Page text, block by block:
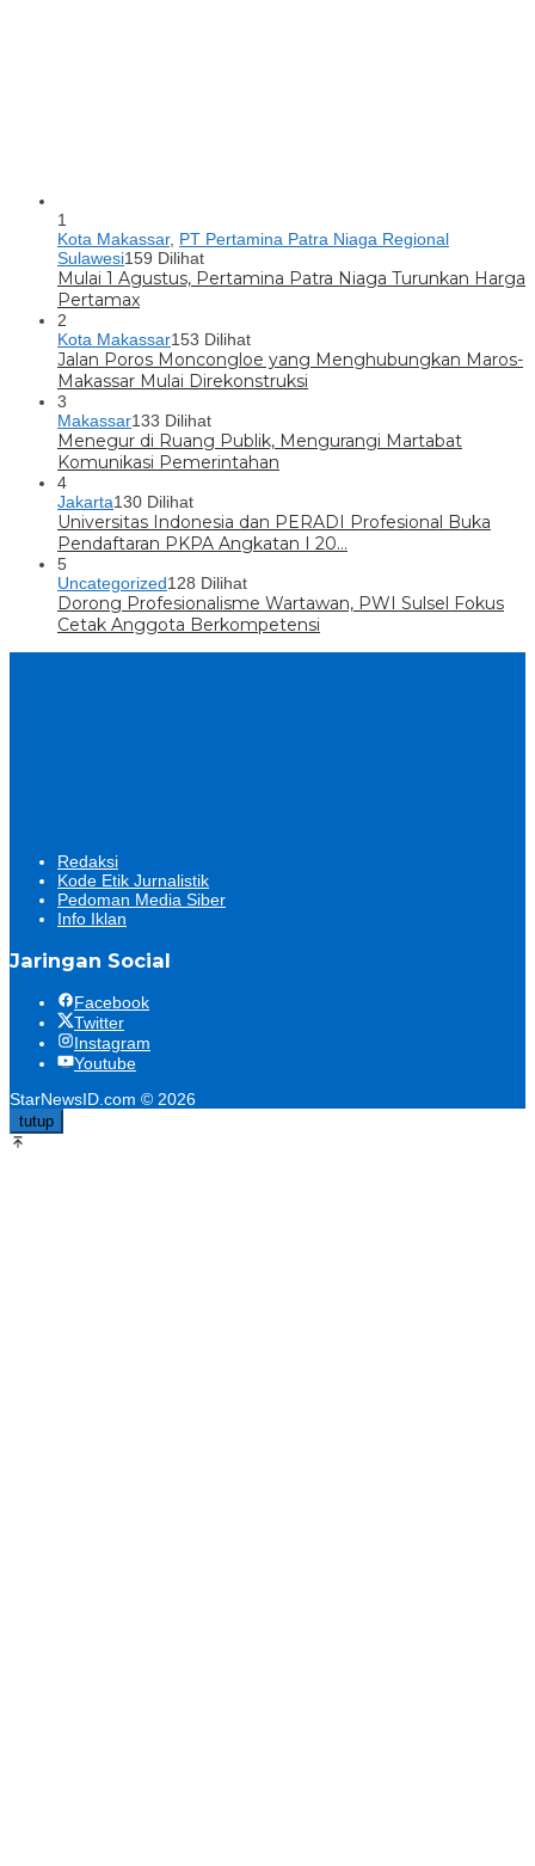
1
Kota Makassar, PT Pertamina Patra Niaga Regional
Sulawesi159 Dilihat
Mulai 1 Agustus, Pertamina Patra Niaga Turunkan Harga
Pertamax
2
Kota Makassar153 Dilihat
Jalan Poros Moncongloe yang Menghubungkan Maros-
Makassar Mulai Direkonstruksi
3
Makassar133 Dilihat
Menegur di Ruang Publik, Mengurangi Martabat
Komunikasi Pemerintahan
4
Jakarta130 Dilihat
Universitas Indonesia dan PERADI Profesional Buka
Pendaftaran PKPA Angkatan I 20…
5
Uncategorized128 Dilihat
Dorong Profesionalisme Wartawan, PWI Sulsel Fokus
Cetak Anggota Berkompetensi
Redaksi
Kode Etik Jurnalistik
Pedoman Media Siber
Info Iklan
Jaringan Social
Facebook
Twitter
Instagram
Youtube
StarNewsID.com © 2026
tutup